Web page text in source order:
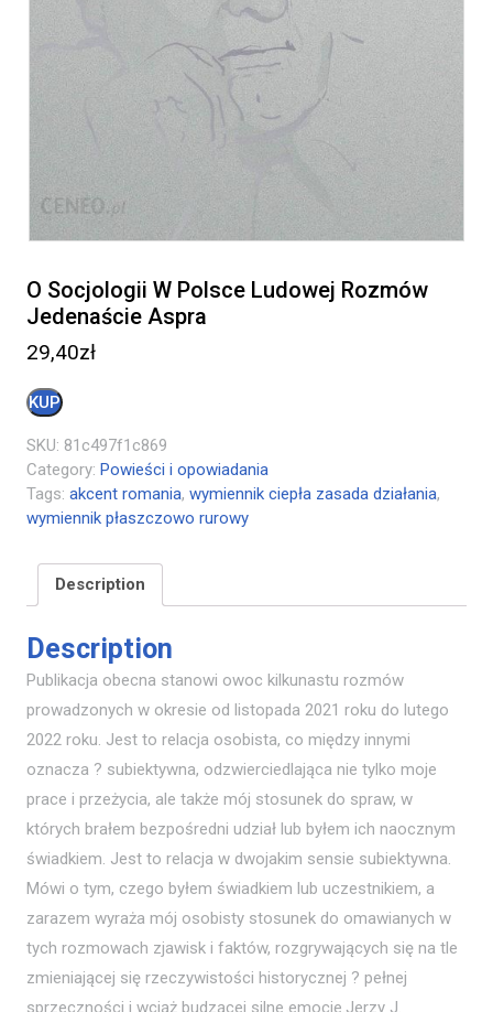
O Socjologii W Polsce Ludowej Rozmów
Jedenaście Aspra
29,40zł
KUP
SKU: 81c497f1c869
Category: Powieści i opowiadania
Tags: akcent romania, wymiennik ciepła zasada działania,
wymiennik płaszczowo rurowy
Description
Description
Publikacja obecna stanowi owoc kilkunastu rozmów
prowadzonych w okresie od listopada 2021 roku do lutego
2022 roku. Jest to relacja osobista, co między innymi
oznacza ? subiektywna, odzwierciedlająca nie tylko moje
prace i przeżycia, ale także mój stosunek do spraw, w
których brałem bezpośredni udział lub byłem ich naocznym
świadkiem. Jest to relacja w dwojakim sensie subiektywna.
Mówi o tym, czego byłem świadkiem lub uczestnikiem, a
zarazem wyraża mój osobisty stosunek do omawianych w
tych rozmowach zjawisk i faktów, rozgrywających się na tle
zmieniającej się rzeczywistości historycznej ? pełnej
sprzeczności i wciąż budzącej silne emocje.Jerzy J.